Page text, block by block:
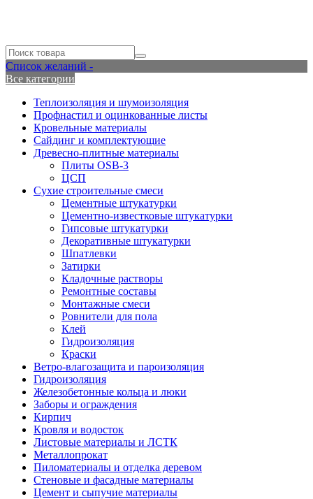
Список желаний -
Все категории
Теплоизоляция и шумоизоляция
Профнастил и оцинкованные листы
Кровельные материалы
Сайдинг и комплектующие
Древесно-плитные материалы
Плиты OSB-3
ЦСП
Сухие строительные смеси
Цементные штукатурки
Цементно-известковые штукатурки
Гипсовые штукатурки
Декоративные штукатурки
Шпатлевки
Затирки
Кладочные растворы
Ремонтные составы
Монтажные смеси
Ровнители для пола
Клей
Гидроизоляция
Краски
Ветро-влагозащита и пароизоляция
Гидроизоляция
Железобетонные кольца и люки
Заборы и ограждения
Кирпич
Кровля и водосток
Листовые материалы и ЛСТК
Металлопрокат
Пиломатериалы и отделка деревом
Стеновые и фасадные материалы
Цемент и сыпучие материалы